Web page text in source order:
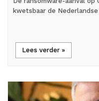
kwetsbaar de
Lees verder »